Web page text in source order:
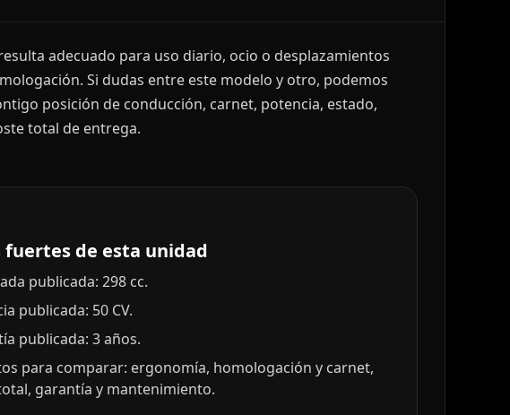
adecuado para uso diario, ocio o desplazamientos
Si dudas entre este modelo y otro, podemos
posición de conducción, carnet, potencia, estado,
total de entrega.
fuertes de esta unidad
publicada: 298 cc.
publicada: 50 CV.
publicada: 3 años.
para comparar: ergonomía, homologación y carnet,
garantía y mantenimiento.